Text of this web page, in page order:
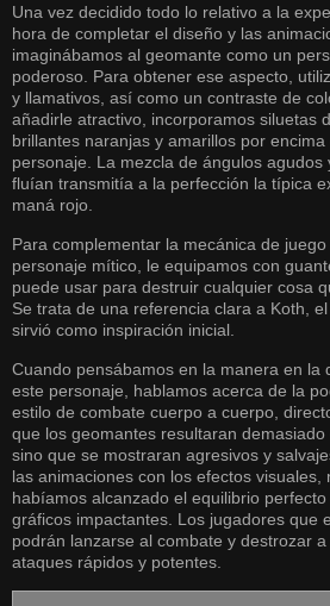
Una vez decidido todo lo relativo a la
hora de completar el diseño y las
imaginábamos al geomante como un
poderoso. Para obtener ese aspecto,
y llamativos, así como un contraste de
añadirle atractivo, incorporamos siluetas
brillantes naranjas y amarillos por
personaje. La mezcla de ángulos agudos
fluían transmitía a la perfección la típica
maná rojo.
Para complementar la mecánica de
personaje mítico, le equipamos con
puede usar para destruir cualquier cosa
Se trata de una referencia clara a Koth,
sirvió como inspiración inicial.
Cuando pensábamos en la manera en la
este personaje, hablamos acerca de la
estilo de combate cuerpo a cuerpo,
que los geomantes resultaran demasiado
sino que se mostraran agresivos y
las animaciones con los efectos visuales,
habíamos alcanzado el equilibrio
gráficos impactantes. Los jugadores que
podrán lanzarse al combate y destrozar
ataques rápidos y potentes.